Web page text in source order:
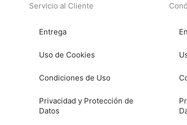
Servicio al Cliente
Entrega
Uso de Cookies
Condiciones de Uso
Privacidad y Protección de
Datos